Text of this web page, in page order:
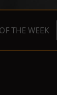
THE WEEK